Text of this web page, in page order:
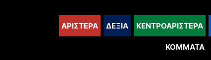
ΑΡΙΣΤΕΡΑ ΔΕΞΙΑ ΚΕΝΤΡΟΑΡΙΣΤΕΡΑ
ΚΌΜΜΑΤΑ